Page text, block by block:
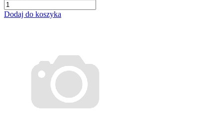
Dodaj do koszyka